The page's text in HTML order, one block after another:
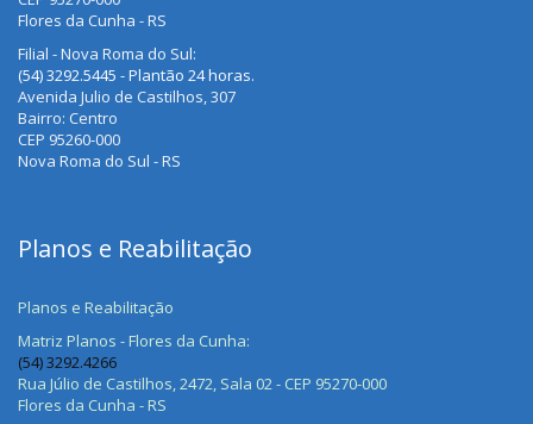
Flores da Cunha - RS
Filial - Nova Roma do Sul:
(54) 3292.5445 - Plantão 24 horas.
Avenida Julio de Castilhos, 307
Bairro: Centro
CEP 95260-000
Nova Roma do Sul - RS
Planos e Reabilitação
Planos e Reabilitação
Matriz Planos - Flores da Cunha:
(54) 3292.4266
Rua Júlio de Castilhos, 2472, Sala 02 - CEP 95270-000
Flores da Cunha - RS